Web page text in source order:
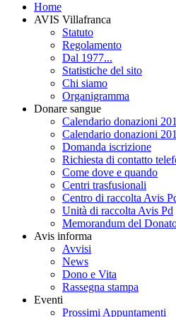
Home
AVIS Villafranca
Statuto
Regolamento
Dal 1977...
Statistiche del sito
Chi siamo
Organigramma
Donare sangue
Calendario donazioni
Calendario donazioni
Domanda iscrizione
Richiesta di contatto
Come dove e quando
Centri trasfusionali
Centro di raccolta Avis
Unità di raccolta Avis Pd
Memorandum del
Avis informa
Avvisi
News
Dono e Vita
Rassegna stampa
Eventi
Prossimi Appuntamenti